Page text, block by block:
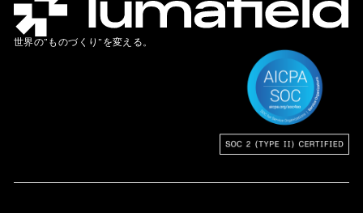
世界の”ものづくり”を変える。